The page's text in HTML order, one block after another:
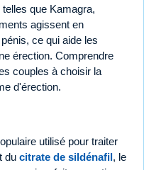
que Kamagra,
agissent en
ce qui aide les
érection. Comprendre
couples à choisir la
d'érection.
utilisé pour traiter
du citrate de sildénafil, le